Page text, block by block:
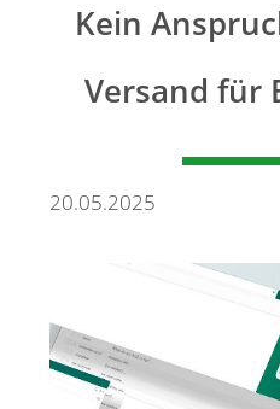
Beratung
Kontakt
Kein
Versand für
20.05.2025